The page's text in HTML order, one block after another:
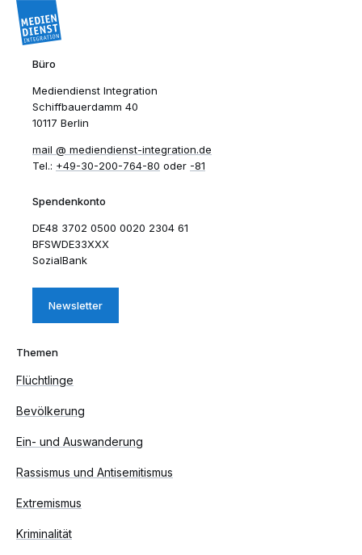
Büro
Mediendienst Integration
Schiffbauerdamm 40
10117 Berlin
mail​
mediendienst-integration.de
Tel.: +49-30-200-764-80 oder -81
Spendenkonto
DE48 3702 0500 0020 2304 61
BFSWDE33XXX
SozialBank
Newsletter
Themen
Flüchtlinge
Bevölkerung
Ein- und Auswanderung
Rassismus und Antisemitismus
Extremismus
Kriminalität